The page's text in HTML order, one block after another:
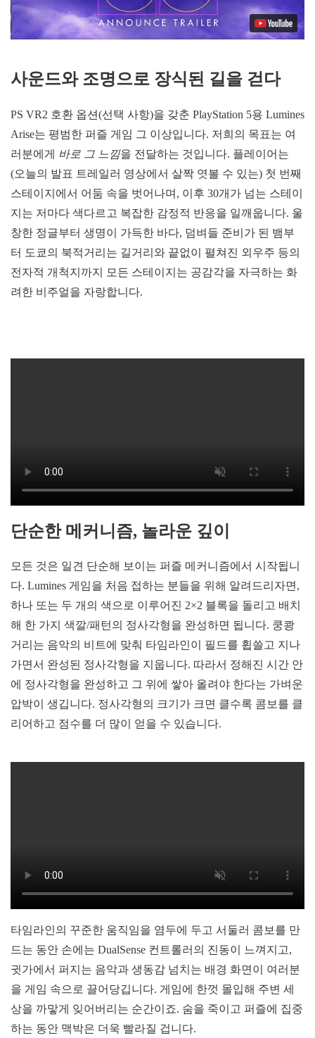
사운드와 조명으로 장식된 길을 걷다
PS VR2 호환 옵션(선택 사항)을 갖춘 PlayStation 5용 Lumines
Arise는 평범한 퍼즐 게임 그 이상입니다. 저희의 목표는 여
러분에게
바로 그 느낌을 전달하는 것입니다. 플레이어는
(오늘의 발표 트레일러 영상에서 살짝 엿볼 수 있는) 첫 번째
스테이지에서 어둠 속을 벗어나며, 이후 30개가 넘는 스테이
지는 저마다 색다르고 복잡한 감정적 반응을 일깨웁니다. 울
창한 정글부터 생명이 가득한 바다, 덤벼들 준비가 된 뱀부
터 도쿄의 북적거리는 길거리와 끝없이 펼쳐진 외우주 등의
전자적 개척지까지 모든 스테이지는 공감각을 자극하는 화
려한 비주얼을 자랑합니다.
단순한 메커니즘, 놀라운 깊이
모든 것은 일견 단순해 보이는 퍼즐 메커니즘에서 시작됩니
다. Lumines 게임을 처음 접하는 분들을 위해 알려드리자면,
하나 또는 두 개의 색으로 이루어진 2×2 블록을 돌리고 배치
해 한 가지 색깔/패턴의 정사각형을 완성하면 됩니다. 쿵쾅
거리는 음악의 비트에 맞춰 타임라인이 필드를 휩쓸고 지나
가면서 완성된 정사각형을 지웁니다. 따라서 정해진 시간 안
에 정사각형을 완성하고 그 위에 쌓아 올려야 한다는 가벼운
압박이 생깁니다. 정사각형의 크기가 크면 클수록 콤보를 클
리어하고 점수를 더 많이 얻을 수 있습니다.
타임라인의 꾸준한 움직임을 염두에 두고 서둘러 콤보를 만
드는 동안 손에는 DualSense 컨트롤러의 진동이 느껴지고,
귓가에서 퍼지는 음악과 생동감 넘치는 배경 화면이 여러분
을 게임 속으로 끌어당깁니다. 게임에 한껏 몰입해 주변 세
상을 까맣게 잊어버리는 순간이죠. 숨을 죽이고 퍼즐에 집중
하는 동안 맥박은 더욱 빨라질 겁니다.